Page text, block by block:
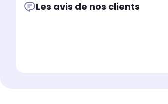
Les avis de nos clients